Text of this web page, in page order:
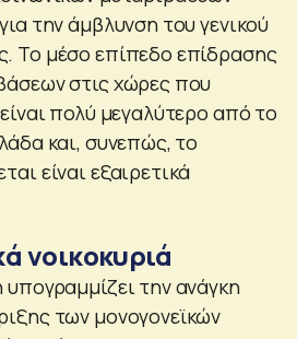
την άμβλυνση του γενικού
Το μέσο επίπεδο επίδρασης
στις χώρες που
πολύ μεγαλύτερο από το
και, συνεπώς, το
είναι εξαιρετικά
νοικοκυριά
την ανάγκη
των μονογονεϊκών